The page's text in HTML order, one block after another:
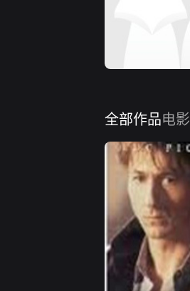
全部作品电影